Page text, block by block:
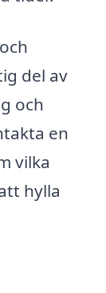
del av
och
en
vilka
hylla